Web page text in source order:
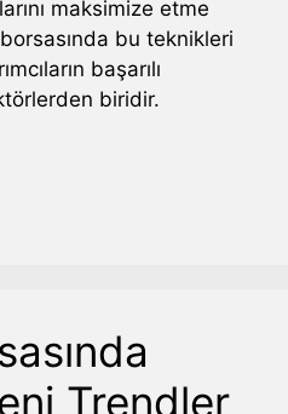
maksimize etme
bu teknikleri
başarılı
biridir.
Trendler